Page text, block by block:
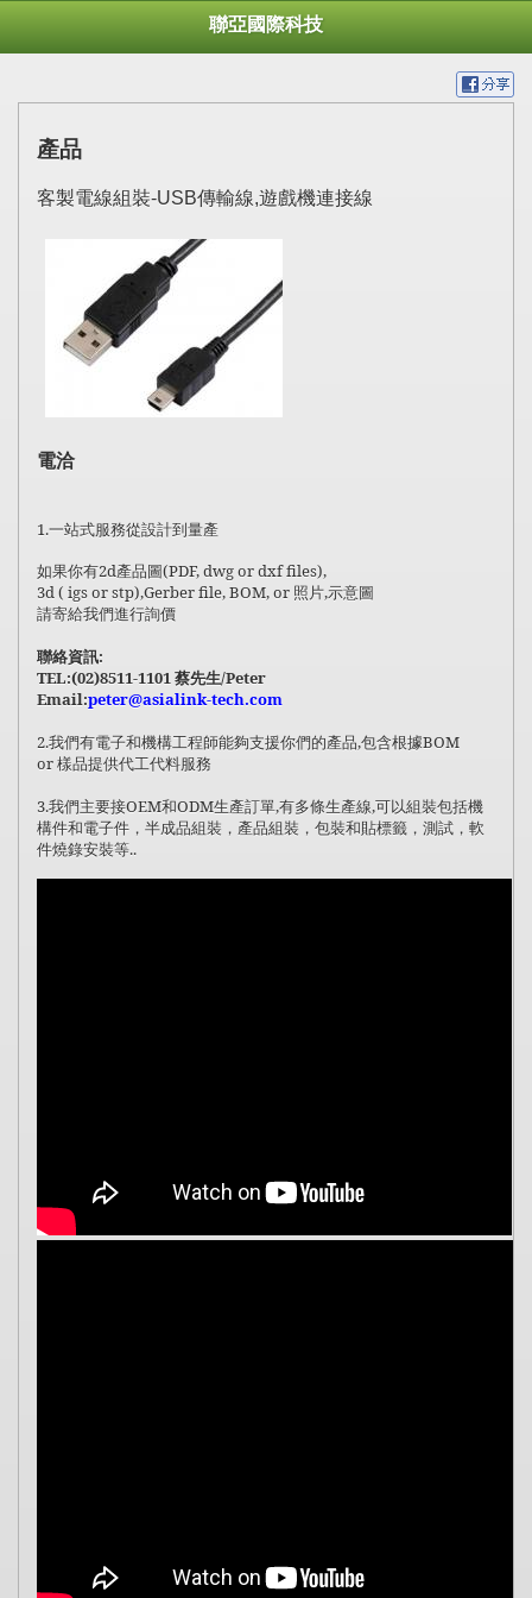
聯亞國際科技
產品
客製電線組裝-USB傳輸線,遊戲機連接線
電洽
1.一站式服務從設計到量產
如果你有2d產品圖(PDF, dwg or dxf files),
3d ( igs or stp),Gerber file, BOM, or 照片,示意圖
請寄給我們進行詢價
聯絡資訊:
TEL:(02)8511-1101 蔡先生/Peter
Email:peter@asialink-tech.com
2.我們有電子和機構工程師能夠支援你們的產品,包含根據BOM
or樣品提供代工代料服務
3.我們主要接OEM和ODM生產訂單,有多條生產線,可以組裝包括機
構件和電子件，半成品組裝，產品組裝，包裝和貼標籤，測試，軟
件燒錄安裝等..